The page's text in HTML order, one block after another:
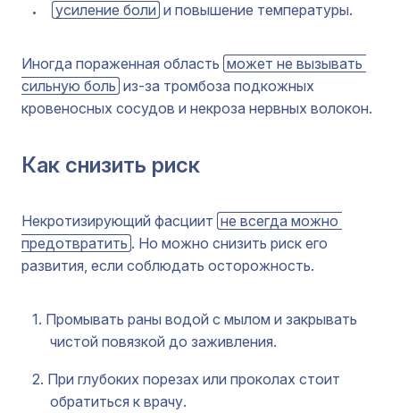
усиление боли и повышение температуры.
Иногда пораженная область может не вызывать
сильную боль из-за тромбоза подкожных
кровеносных сосудов и некроза нервных волокон.
Как снизить риск
Некротизирующий фасциит не всегда можно
предотвратить . Но можно снизить риск его
развития, если соблюдать осторожность.
Промывать раны водой с мылом и закрывать
чистой повязкой до заживления.
При глубоких порезах или проколах стоит
обратиться к врачу.